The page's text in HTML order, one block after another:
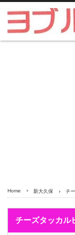
Home 新大久保 チ
チーズタッカル